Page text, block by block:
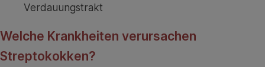
Verdauungstrakt
Welche Krankheiten verursachen
Streptokokken?